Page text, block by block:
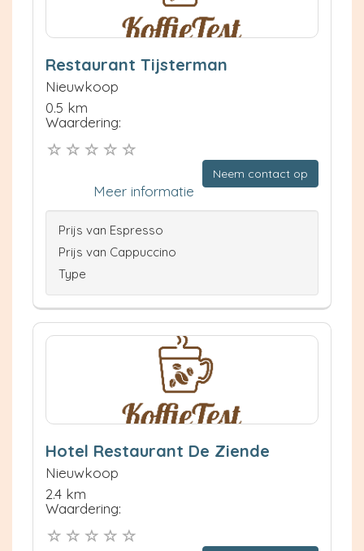
Restaurant Tijsterman
Nieuwkoop
0.5 km
Waardering:
Neem contact op
Meer informatie
Prijs van Espresso
Prijs van Cappuccino
Type
Hotel Restaurant De Ziende
Nieuwkoop
2.4 km
Waardering: